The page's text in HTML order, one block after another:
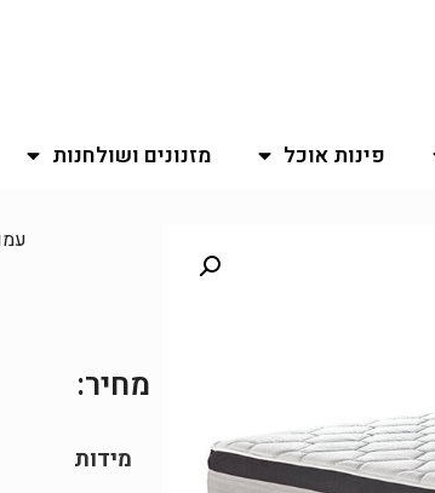
פינות אוכל מזנונים ושולחנות
מחיר:
מידות